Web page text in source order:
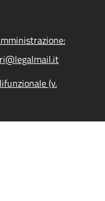
(v.